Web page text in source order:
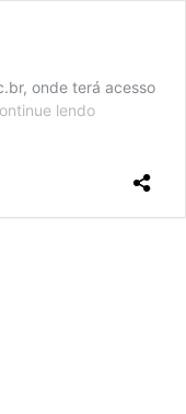
onde terá acesso
lendo